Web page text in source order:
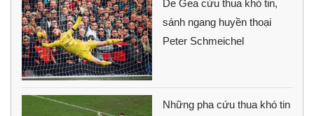
De Gea cứu thua khó tin,
sánh ngang huyền thoại
Peter Schmeichel
Những pha cứu thua khó tin